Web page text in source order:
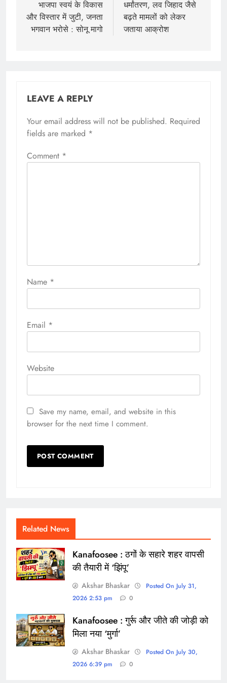
भाजपा स्वयं के विकास
और विस्तार में जुटी, जनता
भगवान भरोसे : सोनू मागो
धर्मांतरण, लव जिहाद जैसे
बढ़ते मामलों को लेकर
जताया आक्रोश
LEAVE A REPLY
Your email address will not be published. Required
fields are marked *
Comment *
Name *
Email *
Website
Save my name, email, and website in this
browser for the next time I comment.
Related News
Kanafoosee : ठगों के सहारे शहर वापसी
की तैयारी में ‘झिंपू’
Akshar Bhaskar
Posted On July 31,
2026 2:53 pm
0
Kanafoosee : गुर्रू और जीते की जोड़ी को
मिला नया ‘मुर्गा’
Akshar Bhaskar
Posted On July 30,
2026 6:39 pm
0